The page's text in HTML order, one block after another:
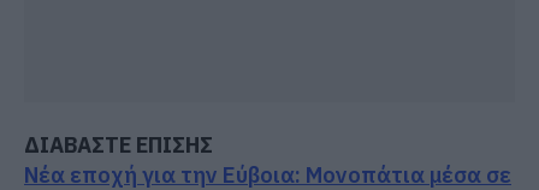
ΔΙΑΒΑΣΤΕ ΕΠΙΣΗΣ
Νέα εποχή για την Εύβοια: Μονοπάτια μέσα σε